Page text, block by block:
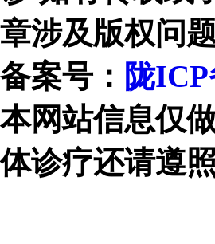
章涉及版权问
备案号： 陇
本网站信息仅
体诊疗还请遵